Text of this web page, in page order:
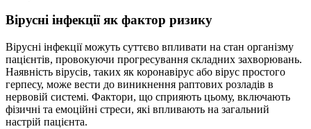
Вірусні інфекції як фактор ризику
Вірусні інфекції можуть суттєво впливати на стан організму
пацієнтів, провокуючи прогресування складних захворювань.
Наявність вірусів, таких як коронавірус або вірус простого
герпесу, може вести до виникнення раптових розладів в
нервовій системі. Фактори, що сприяють цьому, включають
фізичні та емоційні стреси, які впливають на загальний
настрій пацієнта.